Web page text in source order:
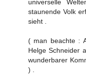
universelle
staunende Volk
sieht .
( man beachte :
Helge Schneider
wunderbarer
) .